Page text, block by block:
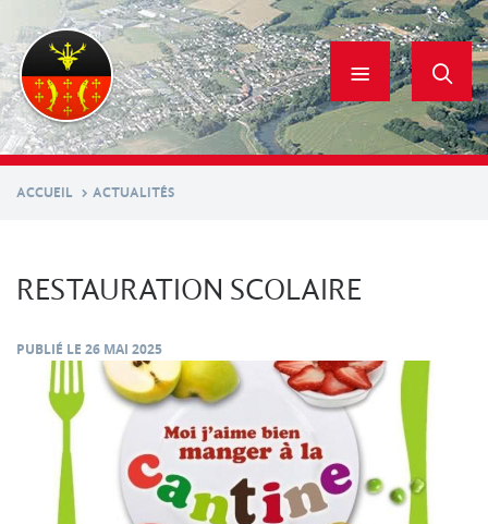
contenu
principal
ACCUEIL ACTUALITÉS
RESTAURATION SCOLAIRE
PUBLIÉ LE 26 MAI 2025